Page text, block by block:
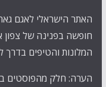
האתר הישראלי לאגם
חופשה בפנינה של צפון
המלונות והטיפים
הערה: חלק מהפוסטים